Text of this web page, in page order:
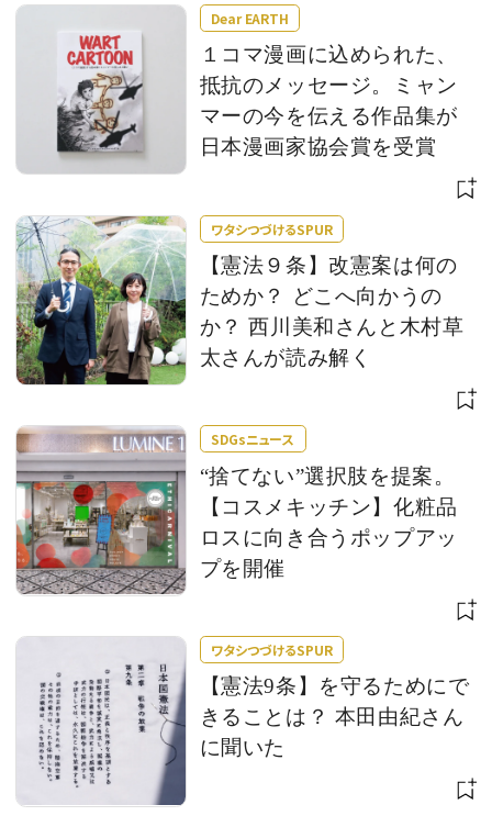
Dear EARTH
１コマ漫画に込められた、
抵抗のメッセージ。ミャン
マーの今を伝える作品集が
日本漫画家協会賞を受賞
ワタシつづけるSPUR
【憲法９条】改憲案は何の
ためか？ どこへ向かうの
か？ 西川美和さんと木村草
太さんが読み解く
SDGsニュース
“捨てない”選択肢を提案。
【コスメキッチン】化粧品
ロスに向き合うポップアッ
プを開催
ワタシつづけるSPUR
【憲法9条】を守るためにで
きることは？ 本田由紀さん
に聞いた